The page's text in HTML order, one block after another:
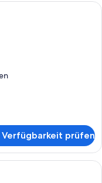
mit
Verfügbarkeit prüfen
mit Stockbetten,